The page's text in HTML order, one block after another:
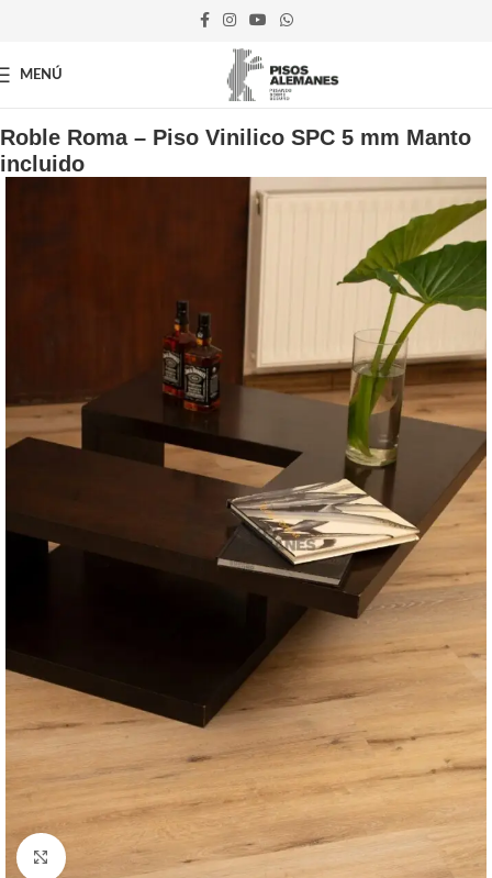
MENÚ
Roble Roma – Piso Vinilico SPC 5 mm Manto
incluido
Clic para ampliar